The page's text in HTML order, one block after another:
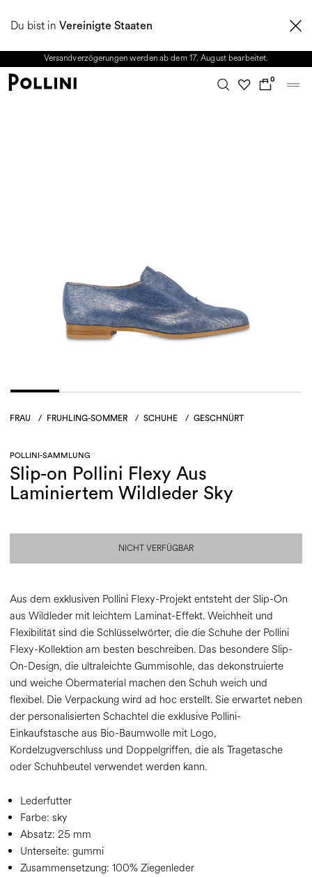
Du bist in Vereinigte Staaten
2026 KOLLEKTION. Vom 8. bis 16. August ist unser Kundenservice nicht
Versandverzögerungen werden ab dem 17. August bearbeitet.
0
FRAU / FRUHLING-SOMMER / SCHUHE / GESCHNÜRT
POLLINI-SAMMLUNG
Slip-on Pollini Flexy Aus
Laminiertem Wildleder Sky
NICHT VERFÜGBAR
Aus dem exklusiven Pollini Flexy-Projekt entsteht der Slip-On
aus Wildleder mit leichtem Laminat-Effekt. Weichheit und
Flexibilität sind die Schlüsselwörter, die die Schuhe der Pollini
Flexy-Kollektion am besten beschreiben. Das besondere Slip-
On-Design, die ultraleichte Gummisohle, das dekonstruierte
und weiche Obermaterial machen den Schuh weich und
flexibel. Die Verpackung wird ad hoc erstellt. Sie erwartet neben
der personalisierten Schachtel die exklusive Pollini-
Einkaufstasche aus Bio-Baumwolle mit Logo,
Kordelzugverschluss und Doppelgriffen, die als Tragetasche
oder Schuhbeutel verwendet werden kann.
Lederfutter
Farbe: sky
Absatz: 25 mm
Unterseite: gummi
Zusammensetzung: 100% Ziegenleder